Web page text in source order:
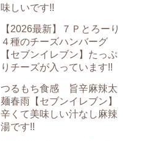
味しいです!!
【2026最新】７Ｐとろーり
４種のチーズハンバーグ
【セブンイレブン】たっぷ
りチーズが入っています!!
つるもち食感 旨辛麻辣太
麺春雨【セブンイレブン】
辛くて美味しい汁なし麻辣
湯です!!